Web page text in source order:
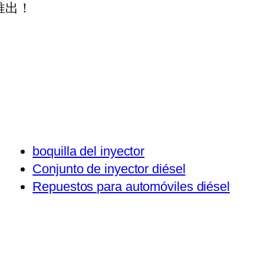
！
boquilla del inyector
Conjunto de inyector diésel
Repuestos para automóviles diésel